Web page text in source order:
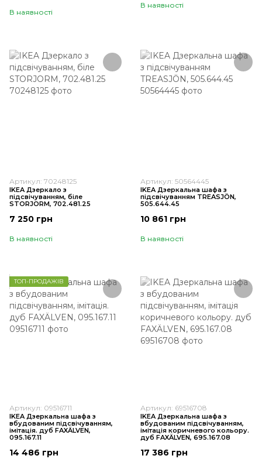
В наявності
В наявності
Артикул: 70248125
IKEA Дзеркало з
підсвічуванням, біле
STORJORM, 702.481.25
7 250 грн
В наявності
Артикул: 50564445
IKEA Дзеркальна шафа з
підсвічуванням TREASJÖN,
505.644.45
10 861 грн
В наявності
ТОП-ПРОДАЖІВ
Артикул: 09516711
IKEA Дзеркальна шафа з
вбудованим підсвічуванням,
імітація. дуб FAXÄLVEN,
095.167.11
14 486 грн
Артикул: 69516708
IKEA Дзеркальна шафа з
вбудованим підсвічуванням,
імітація коричневого кольору.
дуб FAXÄLVEN, 695.167.08
17 386 грн